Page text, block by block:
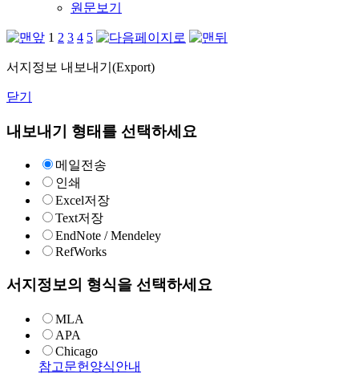
원문보기
1 2 3 4 5
서지정보 내보내기(Export)
닫기
내보내기 형태를 선택하세요
메일전송
인쇄
Excel저장
Text저장
EndNote / Mendeley
RefWorks
서지정보의 형식을 선택하세요
MLA
APA
Chicago
참고문헌양식안내